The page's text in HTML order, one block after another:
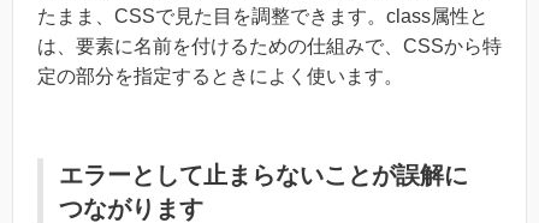
たまま、CSSで見た目を調整できます。class属性と
は、要素に名前を付けるための仕組みで、CSSから特
定の部分を指定するときによく使います。
エラーとして止まらないことが誤解に
つながります